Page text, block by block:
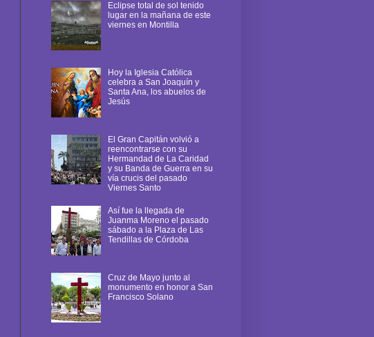
Eclipse total de sol tenido
lugar en la mañana de este
viernes en Montilla
Hoy la Iglesia Católica
celebra a San Joaquín y
Santa Ana, los abuelos de
Jesús
El Gran Capitán volvió a
reencontrarse con su
Hermandad de La Caridad
y su Banda de Guerra en su
vía crucis del pasado
Viernes Santo
Así fue la llegada de
Juanma Moreno el pasado
sábado a la Plaza de Las
Tendillas de Córdoba
Cruz de Mayo junto al
monumento en honor a San
Francisco Solano